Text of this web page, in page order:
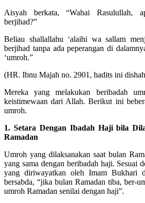
Aisyah berkata, “Wahai Rasulullah,
berjihad?”
Beliau shallallahu ‘alaihi wa sallam
berjihad tanpa ada peperangan di
‘umroh.”
(HR. Ibnu Majah no. 2901, hadits ini
Mereka yang melakukan beribadah
keistimewaan dari Allah. Berikut ini
umroh.
1. Setara Dengan Ibadah Haji bila
Ramadan
Umroh yang dilaksanakan saat bulan
yang sama dengan beribadah haji. Sesuai
yang diriwayatkan oleh Imam Bukhari
bersabda, “jika bulan Ramadan tiba, ber-
umroh Ramadan senilai dengan haji”.